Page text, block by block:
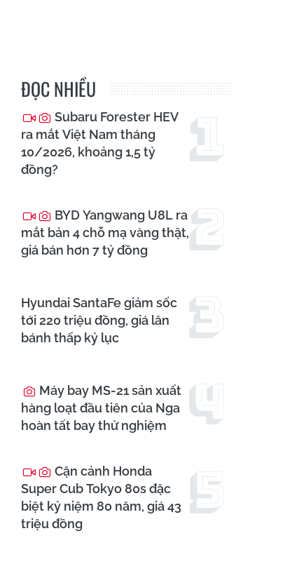
ĐỌC NHIỀU
Subaru Forester HEV
ra mắt Việt Nam tháng
10/2026, khoảng 1,5 tỷ
đồng?
BYD Yangwang U8L ra
mắt bản 4 chỗ mạ vàng thật,
giá bán hơn 7 tỷ đồng
Hyundai SantaFe giảm sốc
tới 220 triệu đồng, giá lăn
bánh thấp kỷ lục
Máy bay MS-21 sản xuất
hàng loạt đầu tiên của Nga
hoàn tất bay thử nghiệm
Cận cảnh Honda
Super Cub Tokyo 80s đặc
biệt kỷ niệm 80 năm, giá 43
triệu đồng